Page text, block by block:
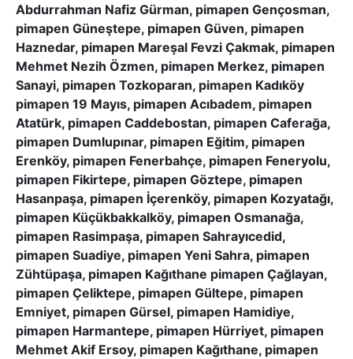
Abdurrahman Nafiz Gürman, pimapen Gençosman,
pimapen Güneştepe, pimapen Güven, pimapen
Haznedar, pimapen Mareşal Fevzi Çakmak, pimapen
Mehmet Nezih Özmen, pimapen Merkez, pimapen
Sanayi, pimapen Tozkoparan, pimapen Kadıköy
pimapen 19 Mayıs, pimapen Acıbadem, pimapen
Atatürk, pimapen Caddebostan, pimapen Caferağa,
pimapen Dumlupınar, pimapen Eğitim, pimapen
Erenköy, pimapen Fenerbahçe, pimapen Feneryolu,
pimapen Fikirtepe, pimapen Göztepe, pimapen
Hasanpaşa, pimapen İçerenköy, pimapen Kozyatağı,
pimapen Küçükbakkalköy, pimapen Osmanağa,
pimapen Rasimpaşa, pimapen Sahrayıcedid,
pimapen Suadiye, pimapen Yeni Sahra, pimapen
Zühtüpaşa, pimapen Kağıthane pimapen Çağlayan,
pimapen Çeliktepe, pimapen Gültepe, pimapen
Emniyet, pimapen Gürsel, pimapen Hamidiye,
pimapen Harmantepe, pimapen Hürriyet, pimapen
Mehmet Akif Ersoy, pimapen Kağıthane, pimapen